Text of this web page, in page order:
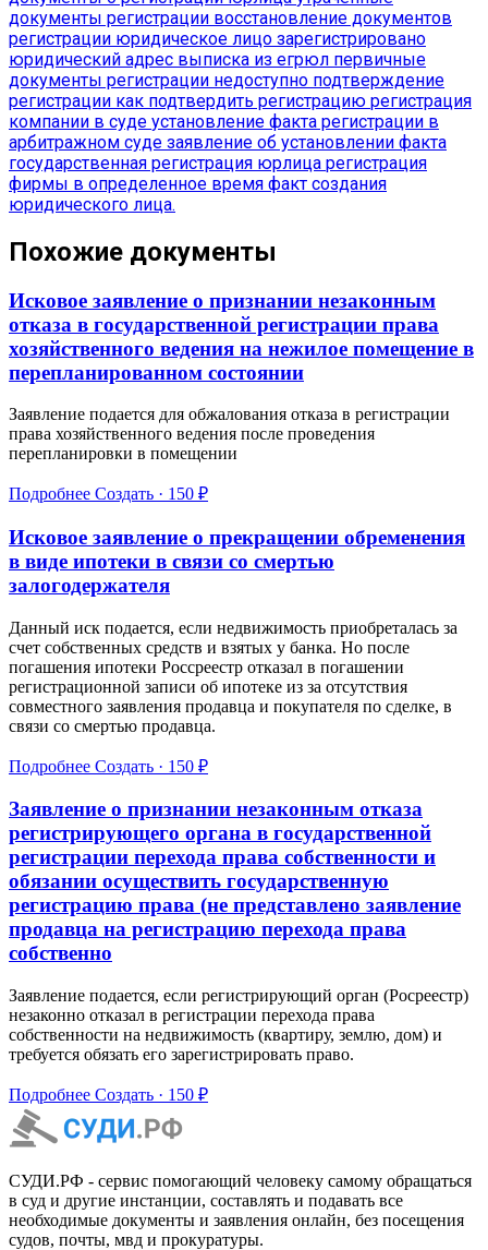
документы регистрации восстановление документов
регистрации юридическое лицо зарегистрировано
юридический адрес выписка из егрюл первичные
документы регистрации недоступно подтверждение
регистрации как подтвердить регистрацию регистрация
компании в суде установление факта регистрации в
арбитражном суде заявление об установлении факта
государственная регистрация юрлица регистрация
фирмы в определенное время факт создания
юридического лица.
Похожие документы
Исковое заявление о признании незаконным
отказа в государственной регистрации права
хозяйственного ведения на нежилое помещение в
перепланированном состоянии
Заявление подается для обжалования отказа в регистрации
права хозяйственного ведения после проведения
перепланировки в помещении
Подробнее Создать · 150 ₽
Исковое заявление о прекращении обременения
в виде ипотеки в связи со смертью
залогодержателя
Данный иск подается, если недвижимость приобреталась за
счет собственных средств и взятых у банка. Но после
погашения ипотеки Россреестр отказал в погашении
регистрационной записи об ипотеке из за отсутствия
совместного заявления продавца и покупателя по сделке, в
связи со смертью продавца.
Подробнее Создать · 150 ₽
Заявление о признании незаконным отказа
регистрирующего органа в государственной
регистрации перехода права собственности и
обязании осуществить государственную
регистрацию права (не представлено заявление
продавца на регистрацию перехода права
собственно
Заявление подается, если регистрирующий орган (Росреестр)
незаконно отказал в регистрации перехода права
собственности на недвижимость (квартиру, землю, дом) и
требуется обязать его зарегистрировать право.
Подробнее Создать · 150 ₽
СУДИ.РФ - сервис помогающий человеку самому обращаться
в суд и другие инстанции, составлять и подавать все
необходимые документы и заявления онлайн, без посещения
судов, почты, мвд и прокуратуры.